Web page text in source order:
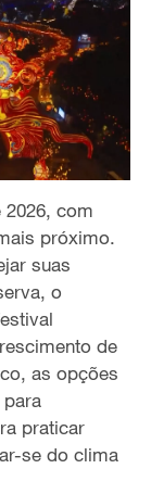
com
próximo.
suas
o
de
as opções
praticar
se do clima